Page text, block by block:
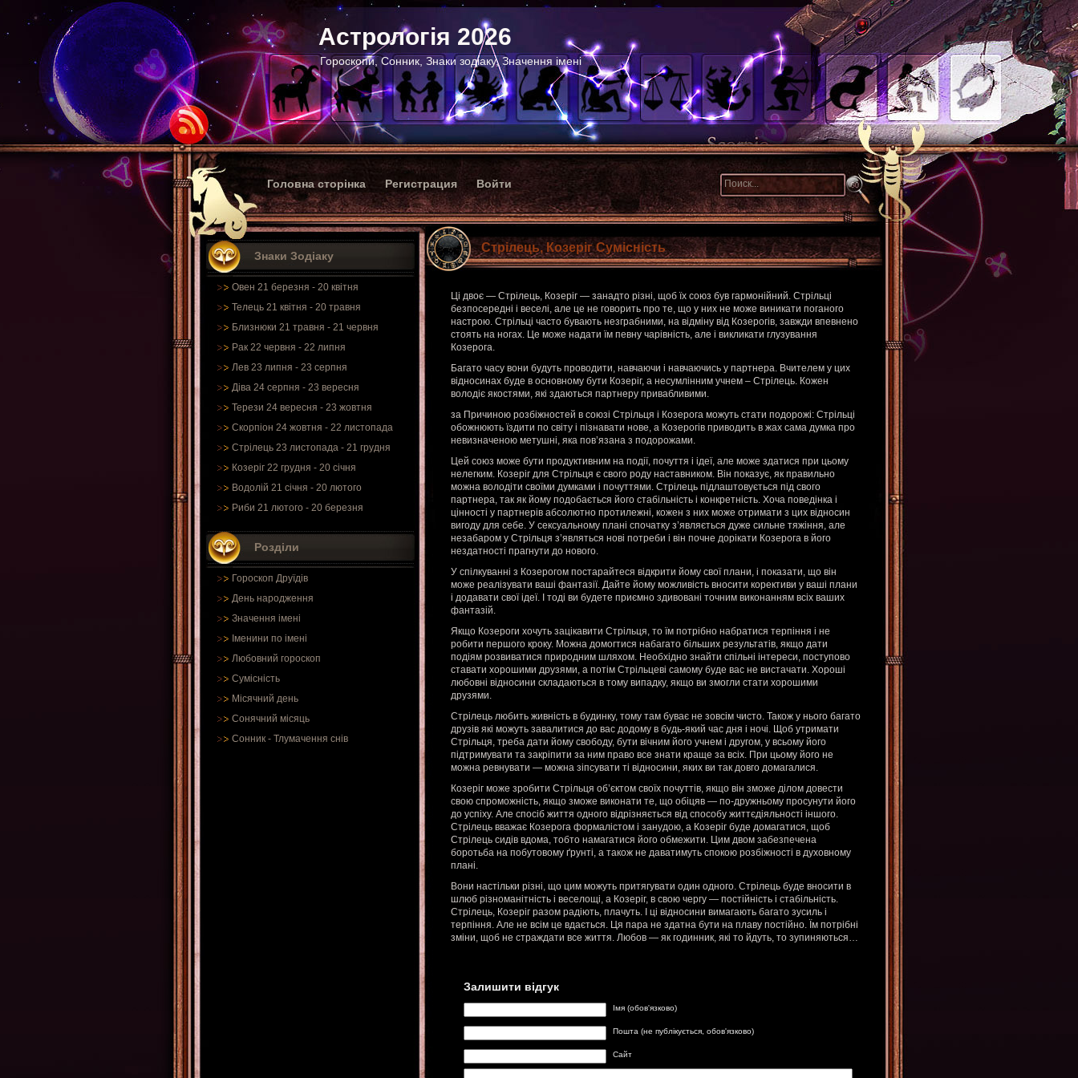
Астрологія 2026
Гороскопи, Сонник, Знаки зодіаку, Значення імені
Головна сторінка Регистрация Войти
Знаки Зодіаку
Овен 21 березня - 20 квітня
Телець 21 квітня - 20 травня
Близнюки 21 травня - 21 червня
Рак 22 червня - 22 липня
Лев 23 липня - 23 серпня
Діва 24 серпня - 23 вересня
Терези 24 вересня - 23 жовтня
Скорпіон 24 жовтня - 22 листопада
Стрілець 23 листопада - 21 грудня
Козеріг 22 грудня - 20 січня
Водолій 21 січня - 20 лютого
Риби 21 лютого - 20 березня
Розділи
Гороскоп Друїдів
День народження
Значення імені
Іменини по імені
Любовний гороскоп
Сумісність
Місячний день
Сонячний місяць
Сонник - Тлумачення снів
Стрілець, Козеріг Сумісність
Ці двоє — Стрілець, Козеріг — занадто різні, щоб їх союз був гармонійний. Стрільці
безпосередні і веселі, але це не говорить про те, що у них не може виникати поганого
настрою. Стрільці часто бувають незграбними, на відміну від Козерогів, завжди впевнено
стоять на ногах. Це може надати їм певну чарівність, але і викликати глузування
Козерога.
Багато часу вони будуть проводити, навчаючи і навчаючись у партнера. Вчителем у цих
відносинах буде в основному бути Козеріг, а несумлінним учнем – Стрілець. Кожен
володіє якостями, які здаються партнеру привабливими.
за Причиною розбіжностей в союзі Стрільця і Козерога можуть стати подорожі: Стрільці
обожнюють їздити по світу і пізнавати нове, а Козерогів приводить в жах сама думка про
невизначеною метушні, яка пов’язана з подорожами.
Цей союз може бути продуктивним на події, почуття і ідеї, але може здатися при цьому
нелегким. Козеріг для Стрільця є свого роду наставником. Він показує, як правильно
можна володіти своїми думками і почуттями. Стрілець підлаштовується під свого
партнера, так як йому подобається його стабільність і конкретність. Хоча поведінка і
цінності у партнерів абсолютно протилежні, кожен з них може отримати з цих відносин
вигоду для себе. У сексуальному плані спочатку з’являється дуже сильне тяжіння, але
незабаром у Стрільця з’являться нові потреби і він почне дорікати Козерога в його
нездатності прагнути до нового.
У спілкуванні з Козерогом постарайтеся відкрити йому свої плани, і показати, що він
може реалізувати ваші фантазії. Дайте йому можливість вносити корективи у ваші плани
і додавати свої ідеї. І тоді ви будете приємно здивовані точним виконанням всіх ваших
фантазій.
Якщо Козероги хочуть зацікавити Стрільця, то їм потрібно набратися терпіння і не
робити першого кроку. Можна домогтися набагато більших результатів, якщо дати
подіям розвиватися природним шляхом. Необхідно знайти спільні інтереси, поступово
ставати хорошими друзями, а потім Стрільцеві самому буде вас не вистачати. Хороші
любовні відносини складаються в тому випадку, якщо ви змогли стати хорошими
друзями.
Стрілець любить живність в будинку, тому там буває не зовсім чисто. Також у нього багато
друзів які можуть завалитися до вас додому в будь-який час дня і ночі. Щоб утримати
Стрільця, треба дати йому свободу, бути вічним його учнем і другом, у всьому його
підтримувати та закріпити за ним право все знати краще за всіх. При цьому його не
можна ревнувати — можна зіпсувати ті відносини, яких ви так довго домагалися.
Козеріг може зробити Стрільця об’єктом своїх почуттів, якщо він зможе ділом довести
свою спроможність, якщо зможе виконати те, що обіцяв — по-дружньому просунути його
до успіху. Але спосіб життя одного відрізняється від способу життєдіяльності іншого.
Стрілець вважає Козерога формалістом і занудою, а Козеріг буде домагатися, щоб
Стрілець сидів вдома, тобто намагатися його обмежити. Цим двом забезпечена
боротьба на побутовому ґрунті, а також не даватимуть спокою розбіжності в духовному
плані.
Вони настільки різні, що цим можуть притягувати один одного. Стрілець буде вносити в
шлюб різноманітність і веселощі, а Козеріг, в свою чергу — постійність і стабільність.
Стрілець, Козеріг разом радіють, плачуть. І ці відносини вимагають багато зусиль і
терпіння. Але не всім це вдається. Ця пара не здатна бути на плаву постійно. Їм потрібні
зміни, щоб не страждати все життя. Любов — як годинник, які то йдуть, то зупиняються…
Залишити відгук
Імя (обов'язково)
Пошта (не публікується, обов'язково)
Сайт